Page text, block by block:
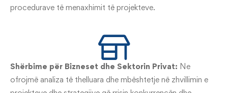
procedurave të menaxhimit të projekteve.
Shërbime për Bizneset dhe Sektorin Privat: Ne
ofrojmë analiza të thelluara dhe mbështetje në zhvillimin e